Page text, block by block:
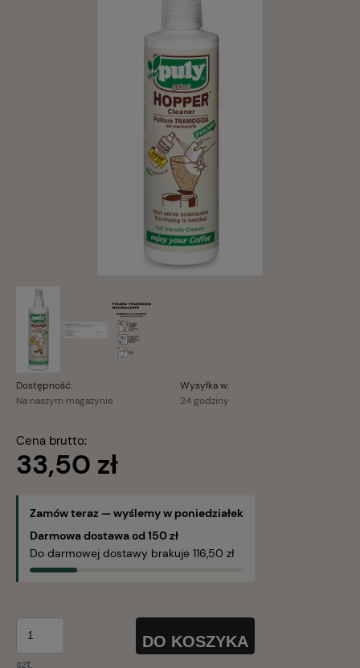
Dostępność:
Na naszym magazynie
Wysyłka w:
24 godziny
Cena brutto:
33,50 zł
Zamów teraz — wyślemy w poniedziałek
Darmowa dostawa od 150 zł
Do darmowej dostawy brakuje 116,50 zł
szt.
DO KOSZYKA